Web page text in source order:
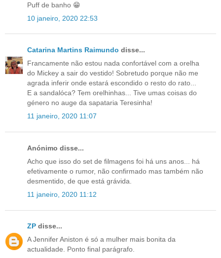
Puff de banho 😁
10 janeiro, 2020 22:53
Catarina Martins Raimundo disse...
Francamente não estou nada confortável com a orelha
do Mickey a sair do vestido! Sobretudo porque não me
agrada inferir onde estará escondido o resto do rato...
E a sandalóca? Tem orelhinhas... Tive umas coisas do
género no auge da sapataria Teresinha!
11 janeiro, 2020 11:07
Anónimo disse...
Acho que isso do set de filmagens foi há uns anos... há
efetivamente o rumor, não confirmado mas também não
desmentido, de que está grávida.
11 janeiro, 2020 11:12
ZP disse...
A Jennifer Aniston é só a mulher mais bonita da
actualidade. Ponto final parágrafo.